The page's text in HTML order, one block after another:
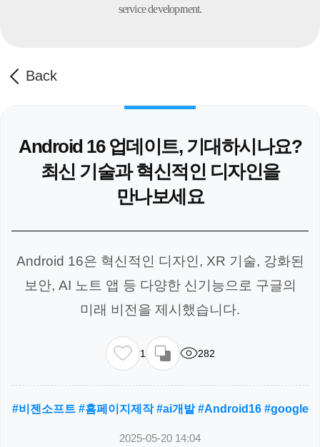
service development.
Back
Android 16 업데이트, 기대하시나요?
최신 기술과 혁신적인 디자인을
만나보세요
Android 16은 혁신적인 디자인, XR 기술, 강화된
보안, AI 노트 앱 등 다양한 신기능으로 구글의
미래 비전을 제시했습니다.
1 282
#비젠소프트 #홈페이지제작 #ai개발 #Android16 #google
2025-05-20 14:04